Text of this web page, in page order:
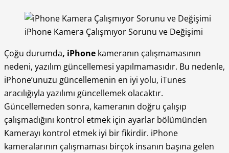
iPhone Kamera Çalışmıyor Sorunu ve Değişimi
Çoğu durumda, iPhone kameranın çalışmamasının
nedeni, yazılım güncellemesi yapılmamasıdır. Bu nedenle,
iPhone’unuzu güncellemenin en iyi yolu, iTunes
aracılığıyla yazılımı güncellemek olacaktır.
Güncellemeden sonra, kameranın doğru çalışıp
çalışmadığını kontrol etmek için ayarlar bölümünden
Kamerayı kontrol etmek iyi bir fikirdir. iPhone
kameralarının çalışmaması birçok insanın başına gelen